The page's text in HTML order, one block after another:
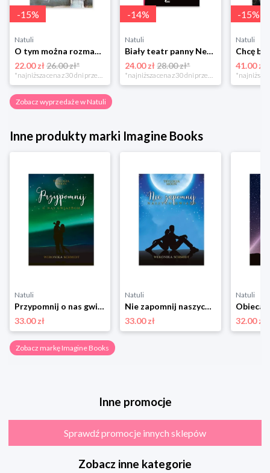
-15%
Natuli
O tym można rozmawiać tylko z królikami Zakamarki
22.00 zł26.00 zł*
*najniższa cena z 30 dni przed obniżką
-14%
Natuli
Biały teatr panny Nehemias
24.00 zł 28.00 zł*
*najniższa cena z 30 dni przed obniżką
-15%
Natuli
41.00 zł
Zobacz wyprzedaże w Natuli
Inne produkty marki Imagine Books
Natuli
Przypomnij o nas gwiazdom. Trylogia Moon. Tom 3 Imagine books
33.00 zł
Natuli
Nie zapomnij naszych gwiazd. Trylogia Moon. Tom 2 Imagine books
33.00 zł
Natuli
32.00 zł
Zobacz markę Imagine Books
Inne promocje
Sprawdź promocje innych sklepów
Zobacz inne kategorie